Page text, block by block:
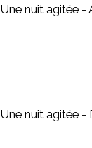
Une nuit agitée -
Une nuit agitée -